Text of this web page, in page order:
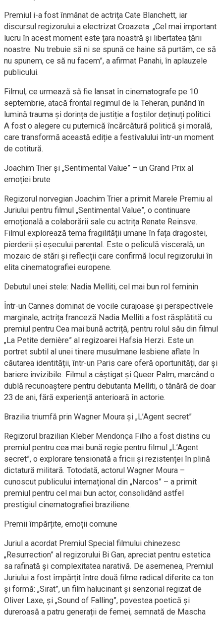
Premiul i-a fost înmânat de actrița Cate Blanchett, iar
discursul regizorului a electrizat Croazeta: „Cel mai important
lucru în acest moment este țara noastră și libertatea țării
noastre. Nu trebuie să ni se spună ce haine să purtăm, ce să
nu spunem, ce să nu facem”, a afirmat Panahi, în aplauzele
publicului.
Filmul, ce urmează să fie lansat în cinematografe pe 10
septembrie, atacă frontal regimul de la Teheran, punând în
lumină trauma și dorința de justiție a foștilor deținuți politici.
A fost o alegere cu puternică încărcătură politică și morală,
care transformă această ediție a festivalului într-un moment
de cotitură.
Joachim Trier și „Sentimental Value” – un Grand Prix al
emoției brute
Regizorul norvegian Joachim Trier a primit Marele Premiu al
Juriului pentru filmul „Sentimental Value”, o continuare
emoțională a colaborării sale cu actrița Renate Reinsve.
Filmul explorează tema fragilității umane în fața dragostei,
pierderii și eșecului parental. Este o peliculă viscerală, un
mozaic de stări și reflecții care confirmă locul regizorului în
elita cinematografiei europene.
Debutul unei stele: Nadia Melliti, cel mai bun rol feminin
Într-un Cannes dominat de vocile curajoase și perspectivele
marginale, actrița franceză Nadia Melliti a fost răsplătită cu
premiul pentru Cea mai bună actriță, pentru rolul său din filmul
„La Petite dernière” al regizoarei Hafsia Herzi. Este un
portret subtil al unei tinere musulmane lesbiene aflate în
căutarea identității, într-un Paris care oferă oportunități, dar și
bariere invizibile. Filmul a câștigat și Queer Palm, marcând o
dublă recunoaștere pentru debutanta Melliti, o tânără de doar
23 de ani, fără experiență anterioară în actorie.
Brazilia triumfă prin Wagner Moura și „L’Agent secret”
Regizorul brazilian Kleber Mendonça Filho a fost distins cu
premiul pentru cea mai bună regie pentru filmul „L’Agent
secret”, o explorare tensionată a fricii și rezistenței în plină
dictatură militară. Totodată, actorul Wagner Moura –
cunoscut publicului internațional din „Narcos” – a primit
premiul pentru cel mai bun actor, consolidând astfel
prestigiul cinematografiei braziliene.
Premii împărțite, emoții comune
Juriul a acordat Premiul Special filmului chinezesc
„Resurrection” al regizorului Bi Gan, apreciat pentru estetica
sa rafinată și complexitatea narativă. De asemenea, Premiul
Juriului a fost împărțit între două filme radical diferite ca ton
și formă: „Sirat”, un film halucinant și senzorial regizat de
Oliver Laxe, și „Sound of Falling”, povestea poetică și
dureroasă a patru generații de femei, semnată de Mascha